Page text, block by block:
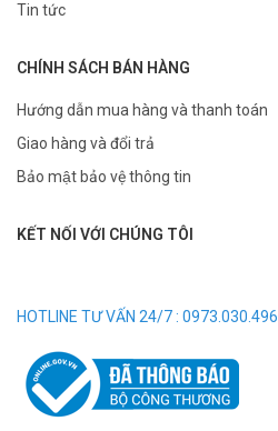
Tin tức
CHÍNH SÁCH BÁN HÀNG
Hướng dẫn mua hàng và thanh toán
Giao hàng và đổi trả
Bảo mật bảo vệ thông tin
KẾT NỐI VỚI CHÚNG TÔI
HOTLINE TƯ VẤN 24/7 : 0973.030.496